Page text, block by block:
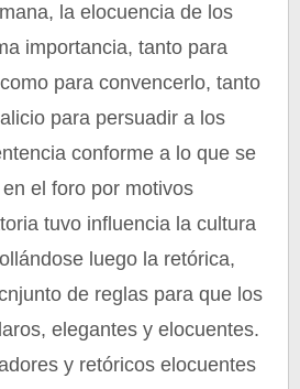
la elocuencia de los
importancia, tanto para
para convencerlo, tanto
para persuadir a los
conforme a lo que se
el foro por motivos
tuvo influencia la cultura
luego la retórica,
de reglas para que los
elegantes y elocuentes.
y retóricos elocuentes